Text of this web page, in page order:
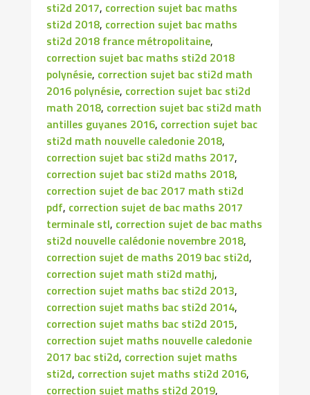
sti2d 2017, correction sujet bac maths
sti2d 2018, correction sujet bac maths
sti2d 2018 france métropolitaine,
correction sujet bac maths sti2d 2018
polynésie, correction sujet bac sti2d math
2016 polynésie, correction sujet bac sti2d
math 2018, correction sujet bac sti2d math
antilles guyanes 2016, correction sujet bac
sti2d math nouvelle caledonie 2018,
correction sujet bac sti2d maths 2017,
correction sujet bac sti2d maths 2018,
correction sujet de bac 2017 math sti2d
pdf, correction sujet de bac maths 2017
terminale stl, correction sujet de bac maths
sti2d nouvelle calédonie novembre 2018,
correction sujet de maths 2019 bac sti2d,
correction sujet math sti2d mathj,
correction sujet maths bac sti2d 2013,
correction sujet maths bac sti2d 2014,
correction sujet maths bac sti2d 2015,
correction sujet maths nouvelle caledonie
2017 bac sti2d, correction sujet maths
sti2d, correction sujet maths sti2d 2016,
correction sujet maths sti2d 2019,